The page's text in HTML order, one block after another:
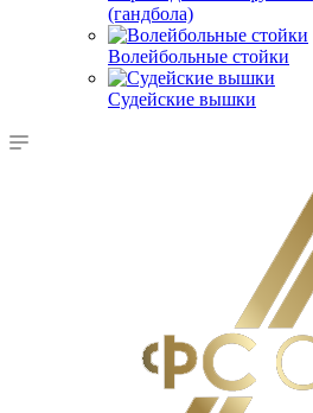
(гандбола)
Волейбольные стойки
Судейские вышки